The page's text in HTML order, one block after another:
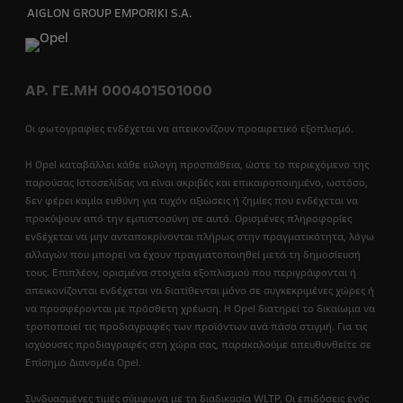
AIGLON GROUP EMPORIKI S.A.
ΑΡ. ΓΕ.ΜΗ 000401501000
Οι φωτογραφίες ενδέχεται να απεικονίζουν προαιρετικό εξοπλισμό.
Η Opel καταβάλλει κάθε εύλογη προσπάθεια, ώστε το περιεχόμενο της
παρούσας Ιστοσελίδας να είναι ακριβές και επικαιροποιημένο, ωστόσο,
δεν φέρει καμία ευθύνη για τυχόν αξιώσεις ή ζημίες που ενδέχεται να
προκύψουν από την εμπιστοσύνη σε αυτό. Ορισμένες πληροφορίες
ενδέχεται να μην ανταποκρίνονται πλήρως στην πραγματικότητα, λόγω
αλλαγών που μπορεί να έχουν πραγματοποιηθεί μετά τη δημοσίευσή
τους. Επιπλέον, ορισμένα στοιχεία εξοπλισμού που περιγράφονται ή
απεικονίζονται ενδέχεται να διατίθενται μόνο σε συγκεκριμένες χώρες ή
να προσφέρονται με πρόσθετη χρέωση. Η Opel διατηρεί το δικαίωμα να
τροποποιεί τις προδιαγραφές των προϊόντων ανά πάσα στιγμή. Για τις
ισχύουσες προδιαγραφές στη χώρα σας, παρακαλούμε απευθυνθείτε σε
Επίσημο Διανομέα Opel.
Συνδυασμένες τιμές σύμφωνα με τη διαδικασία WLTP. Οι επιδόσεις ενός